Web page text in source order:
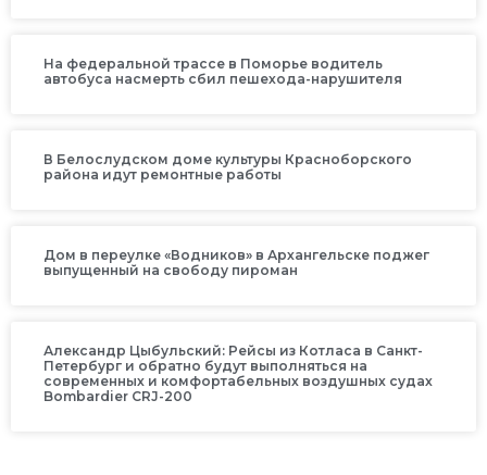
На федеральной трассе в Поморье водитель
автобуса насмерть сбил пешехода-нарушителя
В Белослудском доме культуры Красноборского
района идут ремонтные работы
Дом в переулке «Водников» в Архангельске поджег
выпущенный на свободу пироман
Александр Цыбульский: Рейсы из Котласа в Санкт-
Петербург и обратно будут выполняться на
современных и комфортабельных воздушных судах
Bombardier CRJ-200